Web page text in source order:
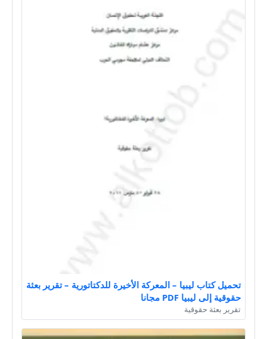
تحميل كتاب ليبيا – المعركة الأخيرة للدكتاتورية – تقرير بعثة
حقوقية إلى ليبيا PDF مجانا
تقرير بعثة حقوقية